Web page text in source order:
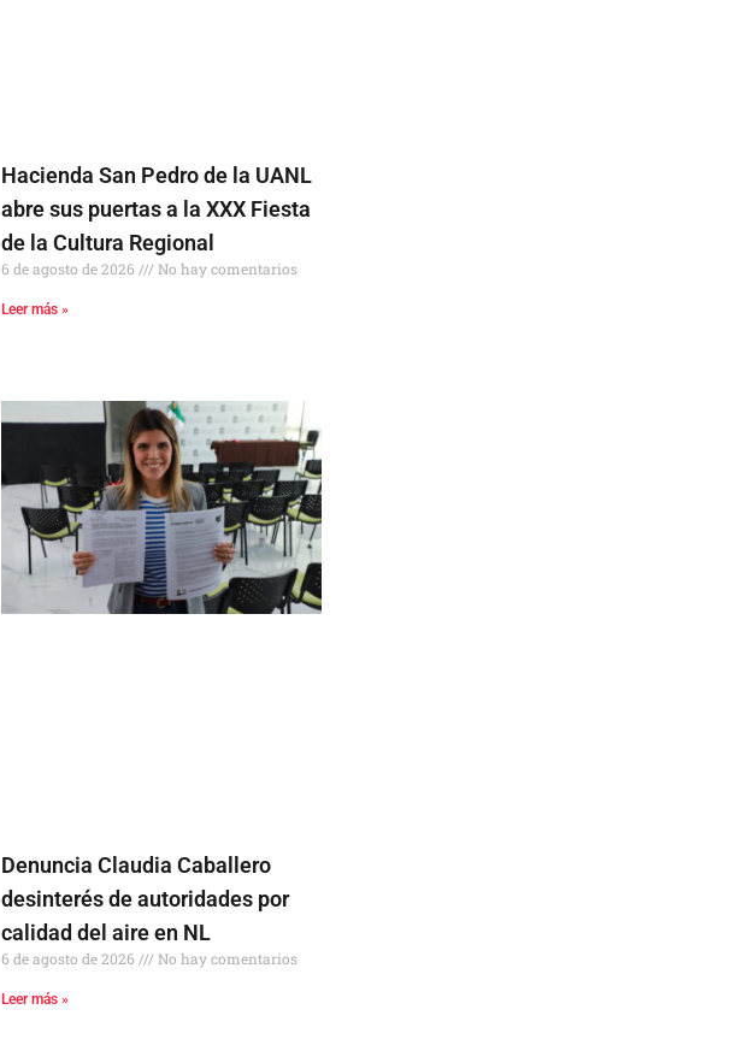
Hacienda San Pedro de la UANL
abre sus puertas a la XXX Fiesta
de la Cultura Regional
6 de agosto de 2026 No hay comentarios
Leer más »
Denuncia Claudia Caballero
desinterés de autoridades por
calidad del aire en NL
6 de agosto de 2026 No hay comentarios
Leer más »